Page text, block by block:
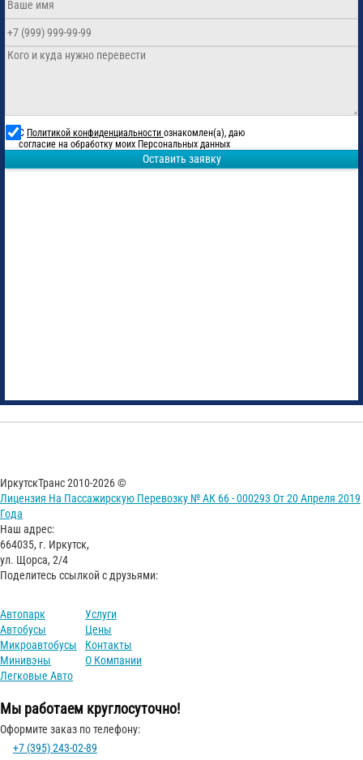
С Политикой конфиденциальности ознакомлен(а), даю
согласие на обработку моих Персональных данных
Оставить заявку
ИркутскТранс 2010-2026 ©
Лицензия На Пассажирскую Перевозку № АК 66 - 000293 От 20 Апреля 2019
Года
Наш адрес:
664035, г. Иркутск,
ул. Щорса, 2/4
Поделитесь ссылкой с друзьями:
Автопарк
Автобусы
Микроавтобусы
Минивэны
Легковые Авто
Услуги
Цены
Контакты
О Компании
Мы работаем круглосуточно!
Оформите заказ по телефону:
+7 (395) 243-02-89